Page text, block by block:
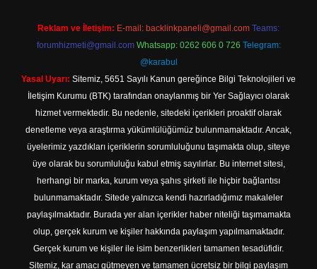
Reklam ve İletişim: E-mail: backlinkpaneli@gmail.com Teams:
forumhizmeti@gmail.com Whatsapp: 0262 606 0 726 Telegram:
@karabul
Yasal Uyarı: Sitemiz, 5651 Sayılı Kanun gereğince Bilgi Teknolojileri ve
İletişim Kurumu (BTK) tarafından onaylanmış bir Yer Sağlayıcı olarak
hizmet vermektedir. Bu nedenle, sitedeki içerikleri proaktif olarak
denetleme veya araştırma yükümlülüğümüz bulunmamaktadır. Ancak,
üyelerimiz yazdıkları içeriklerin sorumluluğunu taşımakta olup, siteye
üye olarak bu sorumluluğu kabul etmiş sayılırlar. Bu internet sitesi,
herhangi bir marka, kurum veya şahıs şirketi ile hiçbir bağlantısı
bulunmamaktadır. Sitede yalnızca kendi hazırladığımız makaleler
paylaşılmaktadır. Burada yer alan içerikler haber niteliği taşımamakta
olup, gerçek kurum ve kişiler hakkında paylaşım yapılmamaktadır.
Gerçek kurum ve kişiler ile isim benzerlikleri tamamen tesadüfidir.
Sitemiz, kar amacı gütmeyen ve tamamen ücretsiz bir bilgi paylaşım